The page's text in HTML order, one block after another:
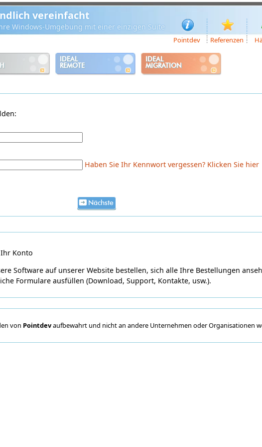
vereinfacht
Windows-Umgebung mit einer einzigen Suite
Pointdev Referenzen
IDEAL
REMOTE
IDEAL
MIGRATION
Haben Sie Ihr Kennwort vergessen? Klicken Sie hier
Nächste
Konto
Software auf unserer Website bestellen, sich alle Ihre Bestellungen
Formulare ausfüllen (Download, Support, Kontakte, usw.).
von Pointdevaufbewahrt und nicht an andere Unternehmen oder Organisationen